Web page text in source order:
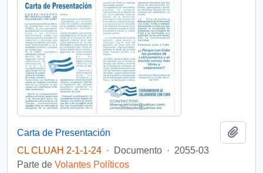
Carta de Presentación
CL CLUAH 2-1-1-24 · Documento · 2055-03
Parte de Volantes Políticos